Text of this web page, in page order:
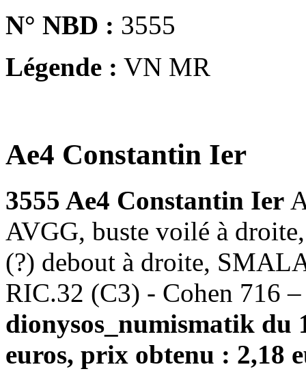
N° NBD : 3555
Légende : VN MR
Ae4 Constantin Ier
3555 Ae4 Constantin Ier
AVGG, buste voilé à
(?) debout à droite,
RIC.32 (C3) - Cohen 716
dionysos_numismatik du
euros, prix obtenu : 2,18